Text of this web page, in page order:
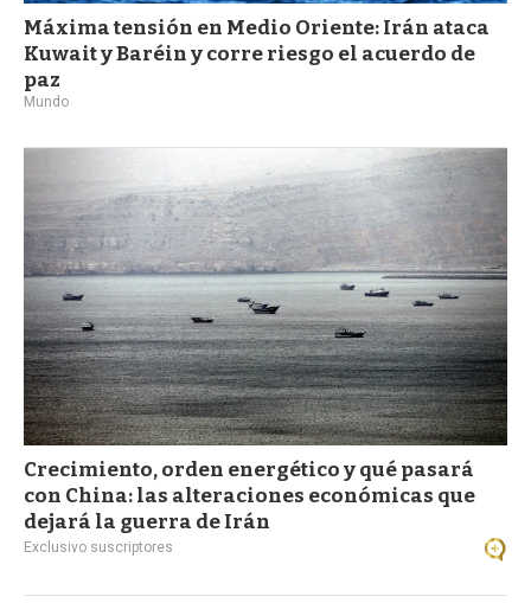
Máxima tensión en Medio Oriente: Irán ataca
Kuwait y Baréin y corre riesgo el acuerdo de
paz
Mundo
Crecimiento, orden energético y qué pasará
con China: las alteraciones económicas que
dejará la guerra de Irán
Exclusivo suscriptores